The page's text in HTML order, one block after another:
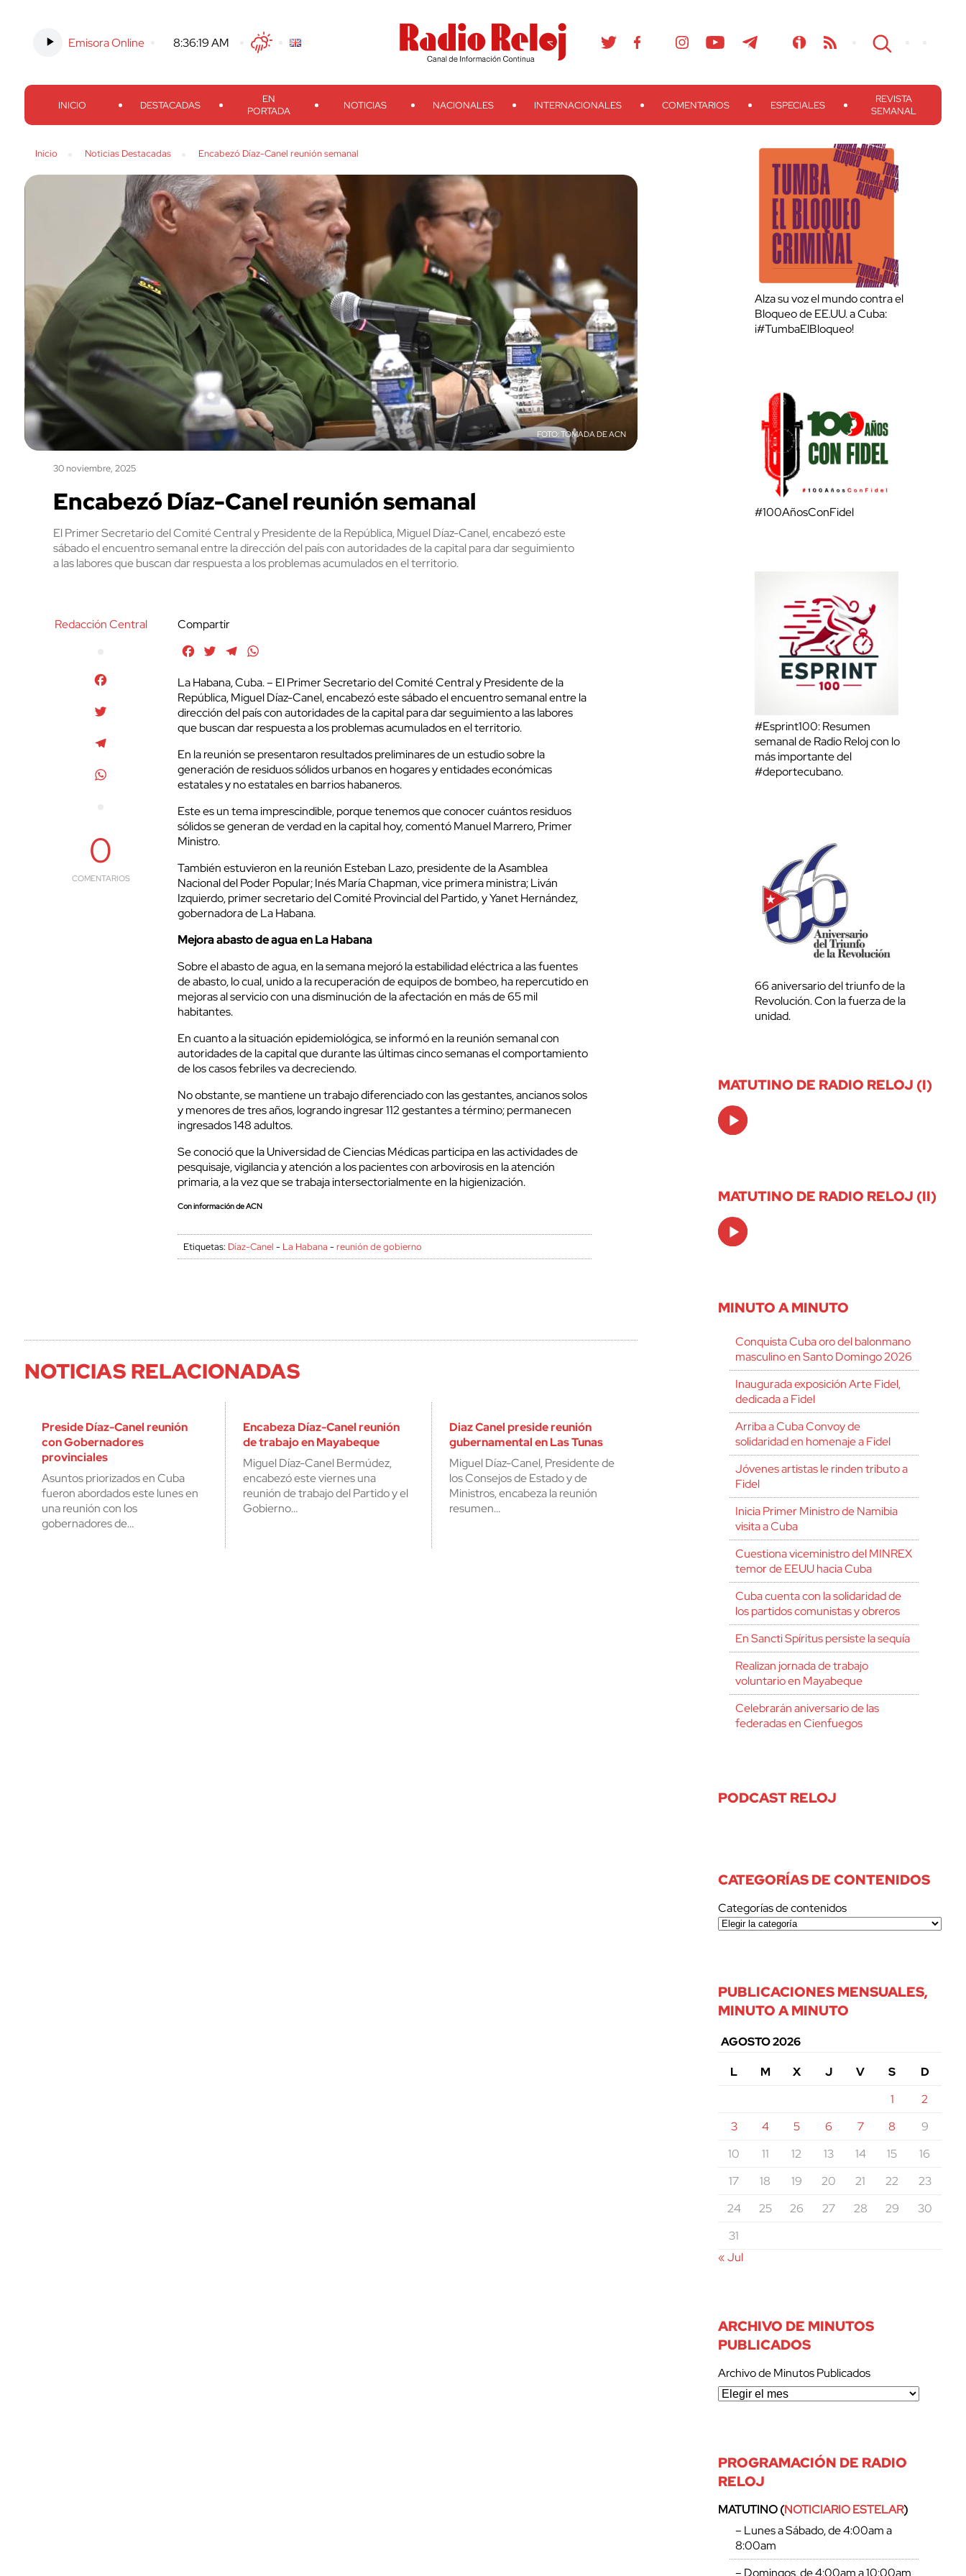
Emisora Online 8:36:20 AM TwitterFacebook
Threads
Instagram TelegramTeveo Ivoox RSS Search
INICIO DESTACADAS
EN
PORTADA
NOTICIAS NACIONALES INTERNACIONALES COMENTARIOS ESPECIALES
REVISTA
SEMANAL
Inicio Noticias Destacadas Encabezó Díaz-Canel reunión semanal
TOMADA DE ACN
30 noviembre, 2025
Encabezó Díaz-Canel reunión semanal
El Primer Secretario del Comité Central y Presidente de la República, Miguel Díaz-Canel, encabezó este
sábado el encuentro semanal entre la dirección del país con autoridades de la capital para dar seguimiento
a las labores que buscan dar respuesta a los problemas acumulados en el territorio.
Redacción Central
0
COMENTARIOS
Compartir
FacebookTwitterTelegram
La Habana, Cuba. – El Primer Secretario del Comité Central y Presidente de la
República, Miguel Díaz-Canel, encabezó este sábado el encuentro semanal entre la
dirección del país con autoridades de la capital para dar seguimiento a las labores
que buscan dar respuesta a los problemas acumulados en el territorio.
En la reunión se presentaron resultados preliminares de un estudio sobre la
generación de residuos sólidos urbanos en hogares y entidades económicas
estatales y no estatales en barrios habaneros.
Este es un tema imprescindible, porque tenemos que conocer cuántos residuos
sólidos se generan de verdad en la capital hoy, comentó Manuel Marrero, Primer
Ministro.
También estuvieron en la reunión Esteban Lazo, presidente de la Asamblea
Nacional del Poder Popular; Inés María Chapman, vice primera ministra; Liván
Izquierdo, primer secretario del Comité Provincial del Partido, y Yanet Hernández,
gobernadora de La Habana.
Mejora abasto de agua en La Habana
Sobre el abasto de agua, en la semana mejoró la estabilidad eléctrica a las fuentes
de abasto, lo cual, unido a la recuperación de equipos de bombeo, ha repercutido en
mejoras al servicio con una disminución de la afectación en más de 65 mil
habitantes.
En cuanto a la situación epidemiológica, se informó en la reunión semanal con
autoridades de la capital que durante las últimas cinco semanas el comportamiento
de los casos febriles va decreciendo.
No obstante, se mantiene un trabajo diferenciado con las gestantes, ancianos solos
y menores de tres años, logrando ingresar 112 gestantes a término; permanecen
ingresados 148 adultos.
Se conoció que la Universidad de Ciencias Médicas participa en las actividades de
pesquisaje, vigilancia y atención a los pacientes con arbovirosis en la atención
primaria, a la vez que se trabaja intersectorialmente en la higienización.
Con información de ACN
Etiquetas: Díaz-Canel - La Habana -reunión de gobierno
NOTICIAS RELACIONADAS
Preside Díaz-Canel reunión
con Gobernadores
provinciales
Asuntos priorizados en Cuba
fueron abordados este lunes en
una reunión con los
gobernadores de…
Encabeza Díaz-Canel reunión
de trabajo en Mayabeque
Miguel Díaz-Canel Bermúdez,
encabezó este viernes una
reunión de trabajo del Partido y el
Gobierno…
Diaz Canel preside reunión
gubernamental en Las Tunas
Miguel Díaz-Canel, Presidente de
los Consejos de Estado y de
Ministros, encabeza la reunión
resumen…
Alza su voz el mundo contra el
Bloqueo de EE.UU. a Cuba:
¡#TumbaElBloqueo!
#100AñosConFidel
#Esprint100: Resumen
semanal de Radio Reloj con lo
más importante del
#deportecubano.
66 aniversario del triunfo de la
Revolución. Con la fuerza de la
unidad.
MATUTINO DE RADIO RELOJ (I)
Audio
Player
MATUTINO DE RADIO RELOJ (II)
Audio
Player
MINUTO A MINUTO
Conquista Cuba oro del balonmano
masculino en Santo Domingo 2026
Inaugurada exposición Arte Fidel,
dedicada a Fidel
Arriba a Cuba Convoy de
solidaridad en homenaje a Fidel
Jóvenes artistas le rinden tributo a
Fidel
Inicia Primer Ministro de Namibia
visita a Cuba
Cuestiona viceministro del MINREX
temor de EEUU hacia Cuba
Cuba cuenta con la solidaridad de
los partidos comunistas y obreros
En Sancti Spíritus persiste la sequía
Realizan jornada de trabajo
voluntario en Mayabeque
Celebrarán aniversario de las
federadas en Cienfuegos
PODCAST RELOJ
CATEGORÍAS DE CONTENIDOS
Categorías de contenidos
PUBLICACIONES MENSUALES,
MINUTO A MINUTO
AGOSTO 2026
L
M X J V S
D
1
2
3
4 5 6 7 8
9
10
11 12 13 14 15
16
17
18 19 20 21 22
23
24
25 26 27 28 29
30
31
« Jul
ARCHIVO DE MINUTOS
PUBLICADOS
Archivo de Minutos Publicados
PROGRAMACIÓN DE RADIO
RELOJ
MATUTINO (NOTICIARIO ESTELAR)
– Lunes a Sábado, de 4:00am a
8:00am